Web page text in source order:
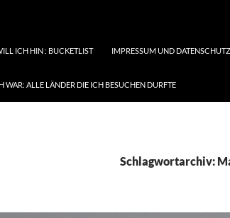
ICH HIN : BUCKETLIST IMPRESSUM UND
WAR: ALLE LÄNDER DIE ICH BESUCHEN DURFTE
Schlagwortarchiv: